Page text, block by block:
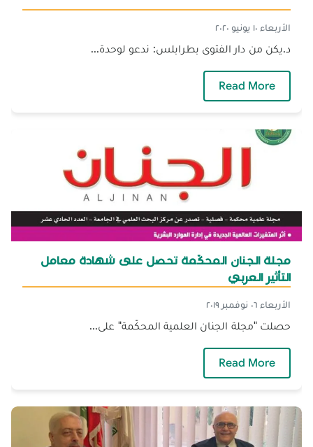
الأربعاء ١٠ يونيو ٢٠٢٠
د.يكن من دار الفتوى بطرابلس: ندعو لوحدة...
Read More
مجلة الجنان المحكّمة تحصل على شهادة معامل
التأثير العربي
الأربعاء ٠٦ نوفمبر ٢٠١٩
حصلت "مجلة الجنان العلمية المحكّمة" على...
Read More